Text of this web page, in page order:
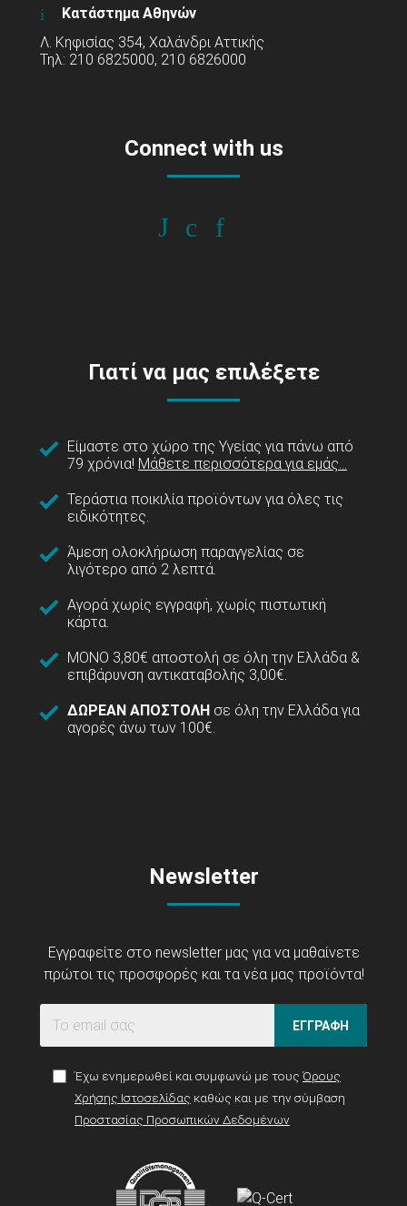
Κατάστημα Αθηνών
Λ. Κηφισίας 354, Χαλάνδρι Αττικής
Τηλ: 210 6825000, 210 6826000
Connect with us
Γιατί να μας επιλέξετε
Είμαστε στο χώρο της Υγείας για πάνω από
79 χρόνια! Μάθετε περισσότερα για εμάς...
Τεράστια ποικιλία προϊόντων για όλες τις
ειδικότητες.
Άμεση ολοκλήρωση παραγγελίας σε
λιγότερο από 2 λεπτά.
Αγορά χωρίς εγγραφή, χωρίς πιστωτική
κάρτα.
ΜΟΝΟ 3,80€ αποστολή σε όλη την Ελλάδα &
επιβάρυνση αντικαταβολής 3,00€.
ΔΩΡΕΑΝ ΑΠΟΣΤΟΛΗ σε όλη την Ελλάδα για
αγορές άνω των 100€.
Newsletter
Εγγραφείτε στο newsletter μας για να μαθαίνετε
πρώτοι τις προσφορές και τα νέα μας προϊόντα!
ΕΓΓΡΑΦΗ
Έχω ενημερωθεί και συμφωνώ με τους Όρους
Χρήσης Ιστοσελίδας καθώς και με την σύμβαση
Προστασίας Προσωπικών Δεδομένων